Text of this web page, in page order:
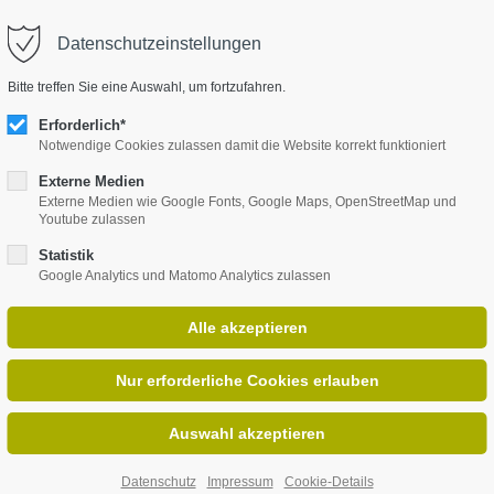
ipsum dolor sit amet:
24h
offer support for our customers
- Fri 8:00am - 5:00pm(GMT
376-293 City Road, Suite 600
info@yourdomain.com
FLIPS
Datenschutzeinstellungen
Bitte treffen Sie eine Auswahl, um fortzufahren.
Erforderlich*
Notwendige Cookies zulassen damit die Website korrekt funktioniert
Externe Medien
Externe Medien wie Google Fonts, Google Maps, OpenStreetMap und
Youtube zulassen
Statistik
Google Analytics und Matomo Analytics zulassen
Datenschutz Impressum Cookie-Details